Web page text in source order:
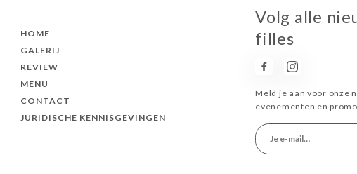
HOME
GALERIJ
REVIEW
MENU
CONTACT
JURIDISCHE KENNISGEVINGEN
Volg alle
filles
Meld je aan voor onze
evenementen en